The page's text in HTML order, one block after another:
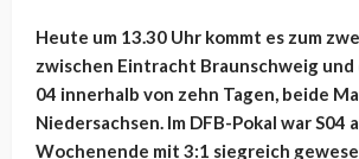
Heute um 13.30 Uhr kommt es zum
zwischen Eintracht Braunschweig und
04 innerhalb von zehn Tagen, beide
Niedersachsen. Im DFB-Pokal war S04
Wochenende mit 3:1 siegreich